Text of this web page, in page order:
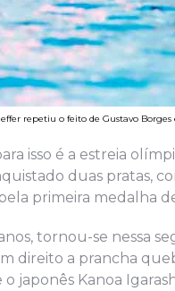
repetiu o feito de Gustavo
isso é a estreia
duas pratas,
primeira medalha
tornou-se nessa
direito a prancha
japonês Kanoa